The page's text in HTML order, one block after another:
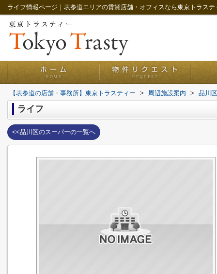
ライフ情報ページ｜表参道エリアの賃貸店舗・オフィスなら東京トラステ
【表参道の店舗・事務所】東京トラスティー > 周辺施設案内 > 品川区
ライフ
<<品川区のスーパーの一覧へ